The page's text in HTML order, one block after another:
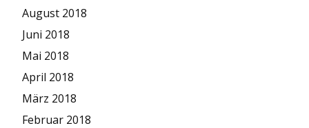
August 2018
Juni 2018
Mai 2018
April 2018
März 2018
Februar 2018